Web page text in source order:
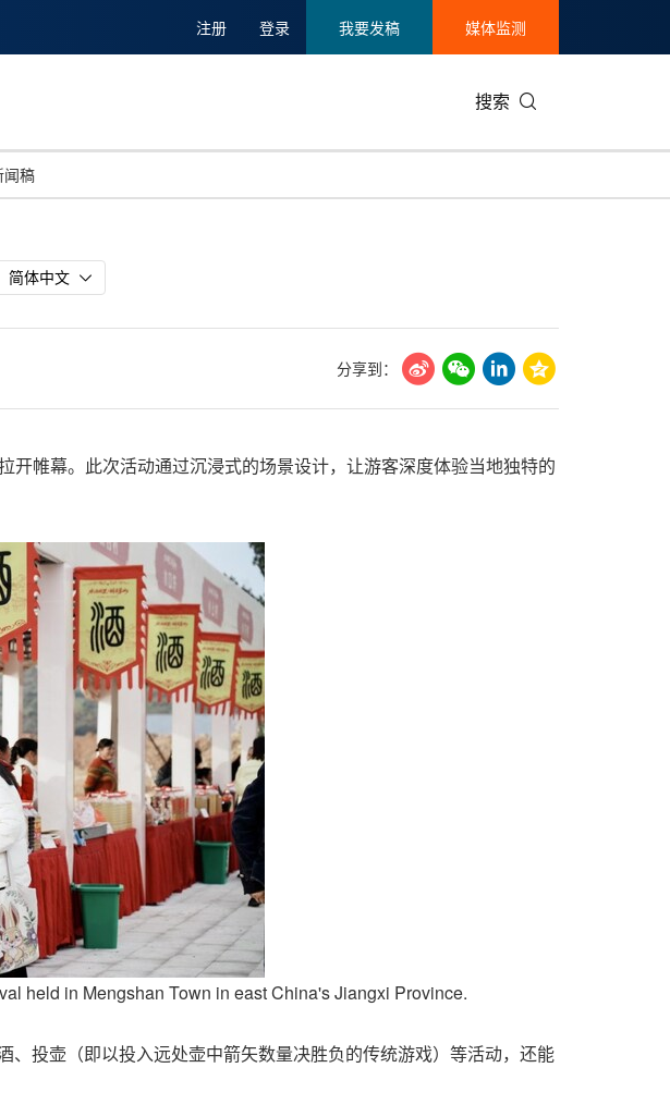
注册 登录 我要发稿 媒体监测
搜索
投资并购
美国临床肿瘤学会(ASCO)
能源化工与环保
马来西亚
闻稿
简体中文
分享到：
帷幕。此次活动通过沉浸式的场景设计，让游客深度体验当地独特的
held in Mengshan Town in east China's Jiangxi Province.
投壶（即以投入远处壶中箭矢数量决胜负的传统游戏）等活动， 还能